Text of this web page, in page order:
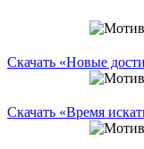
Скачать «Новые
Скачать «Время